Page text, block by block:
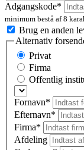
Adgangskode*
minimum bestå af 8
Brug en anden
Alternativ
Privat
Firma
Offentlig
Fornavn*
Efternavn*
Firma*
Afdeling